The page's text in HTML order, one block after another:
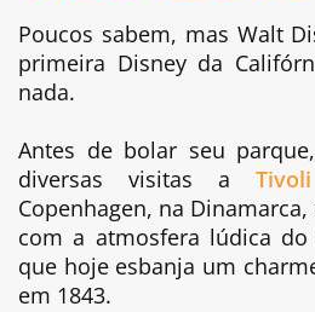
Poucos sabem, mas Walt
primeira Disney da
nada.
Antes de bolar seu
diversas visitas a
Copenhagen, na
com a atmosfera lúdica
que hoje esbanja um
em 1843.